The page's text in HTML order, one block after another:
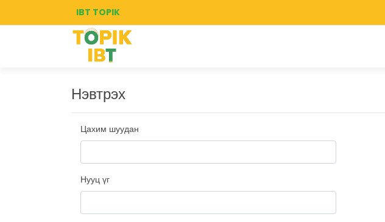
IBT TOPIK
Нэвтрэх
Цахим шуудан
Нууц үг